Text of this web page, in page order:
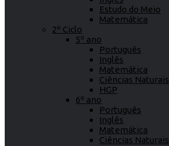
Estudo do Meio
Matemática
2º Ciclo
5º ano
Português
Inglês
Matemática
Ciências Naturais
HGP
6º ano
Português
Inglês
Matemática
Ciências Naturais